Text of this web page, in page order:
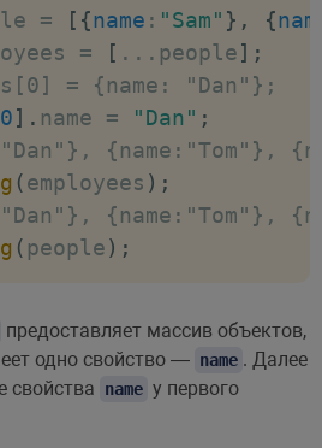
= [ {name : "Sam" } , {
= [ ... people] ;
= {name: "Dan"};
0] . name = "Dan" ;
{name:"Tom"},
(employees ) ;
{name:"Tom"},
( people) ;
предоставляет массив объектов,
одно свойство — name . Далее
свойства
name у первого